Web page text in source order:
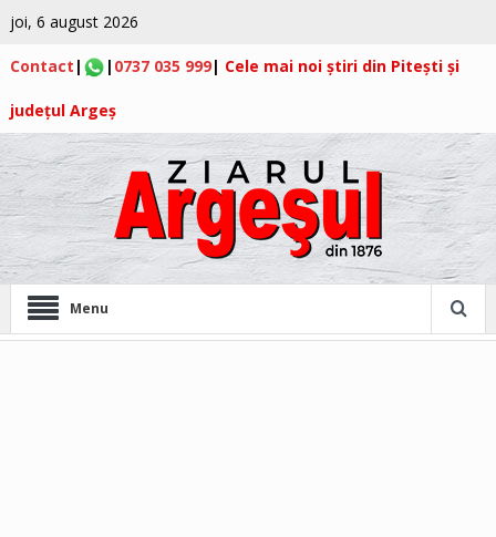
joi, 6 august 2026
Contact | | 0737 035 999| Cele mai noi știri din Pitești și
județul Argeș
Menu